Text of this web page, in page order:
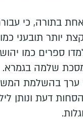
בתורה, כי
יותר תובעני
ספרים כמו
מסכת שלמה בגמרא.
ערך בהשלמת
דעת ונותן